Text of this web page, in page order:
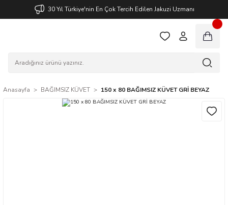
30 Yıl Türkiye'nin En Çok Tercih Edilen Jakuzi Uzmanı
Anasayfa BAĞIMSIZ KÜVET 150 x 80 BAĞIMSIZ KÜVET GRİ BEYAZ